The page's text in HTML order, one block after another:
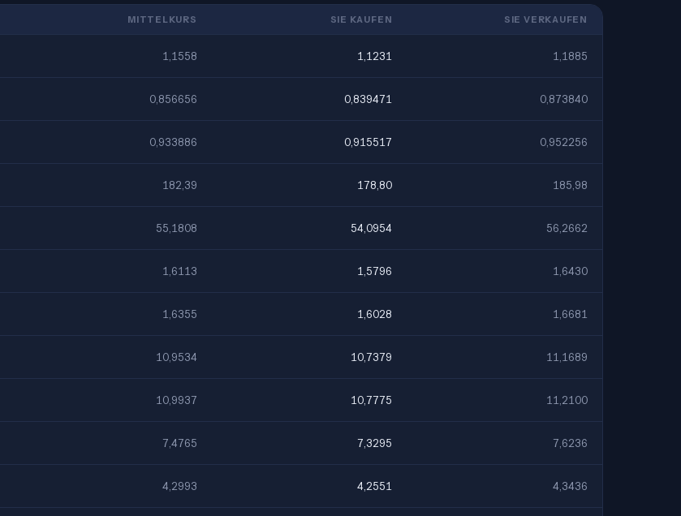
MITTELKURS SIE KAUFEN SIE VERKAUFEN
1,1558 1,1231 1,1885
0,856656 0,839471 0,873840
0,933886 0,915517 0,952256
182,39 178,80 185,98
55,1808 54,0954 56,2662
1,6113 1,5796 1,6430
1,6355 1,6028 1,6681
10,9534 10,7379 11,1689
10,9937 10,7775 11,2100
7,4765 7,3295 7,6236
4,2993 4,2551 4,3436